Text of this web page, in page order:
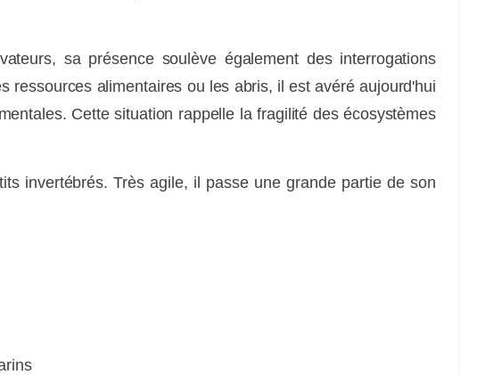
sa présence soulève également des interrogations
ressources alimentaires ou les abris, il est avéré aujourd'hui
Cette situation rappelle la fragilité des écosystèmes
invertébrés. Très agile, il passe une grande partie de son